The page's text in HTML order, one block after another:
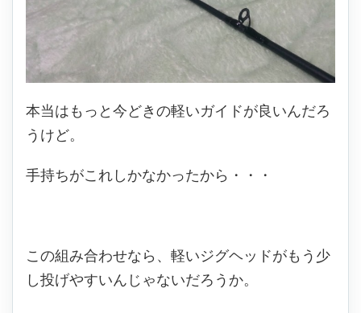
本当はもっと今どきの軽いガイドが良いんだろ
うけど。
手持ちがこれしかなかったから・・・
この組み合わせなら、軽いジグヘッドがもう少
し投げやすいんじゃないだろうか。